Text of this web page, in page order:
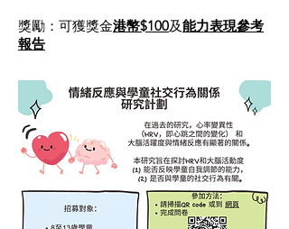
獎勵：可獲獎金港幣$100及能力表現參考
報告